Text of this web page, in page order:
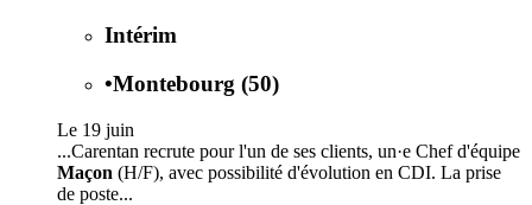
Intérim
•Montebourg (50)
Le 19 juin
...Carentan recrute pour l'un de ses clients, un·e Chef d'équipe
Maçon (H/F), avec possibilité d'évolution en CDI. La prise
de poste...